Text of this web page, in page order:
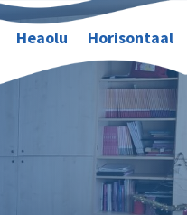
Heaolu Horisontaal